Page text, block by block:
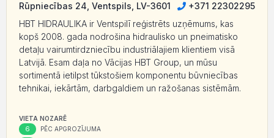
Rūpniecības 24, Ventspils, LV-3601
+371 22302295
HBT HIDRAULIKA ir Ventspilī reģistrēts uzņēmums, kas
kopš 2008. gada nodrošina hidraulisko un pneimatisko
detaļu vairumtirdzniecību industriālajiem klientiem visā
Latvijā. Esam daļa no Vācijas HBT Group, un mūsu
sortimentā ietilpst tūkstošiem komponentu būvniecības
tehnikai, iekārtām, darbgaldiem un ražošanas sistēmām.
VIETA NOZARĒ
6 PĒC APGROZĪJUMA